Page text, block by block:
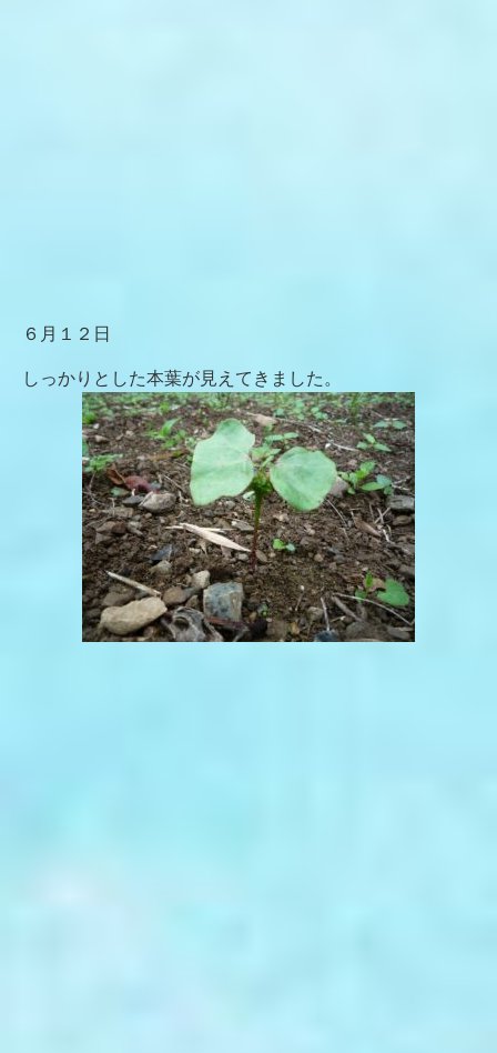
６月１２日
しっかりとした本葉が見えてきました。